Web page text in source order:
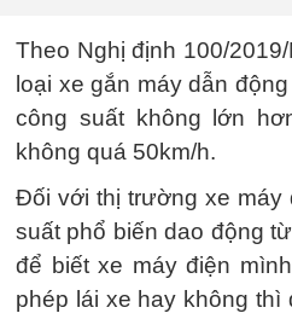
Theo Nghị định 100/
loại xe gắn máy dẫn
công suất không lớn
không quá 50km/h.
Đối với thị trường xe máy
suất phổ biến dao động
để biết xe máy điện
phép lái xe hay không